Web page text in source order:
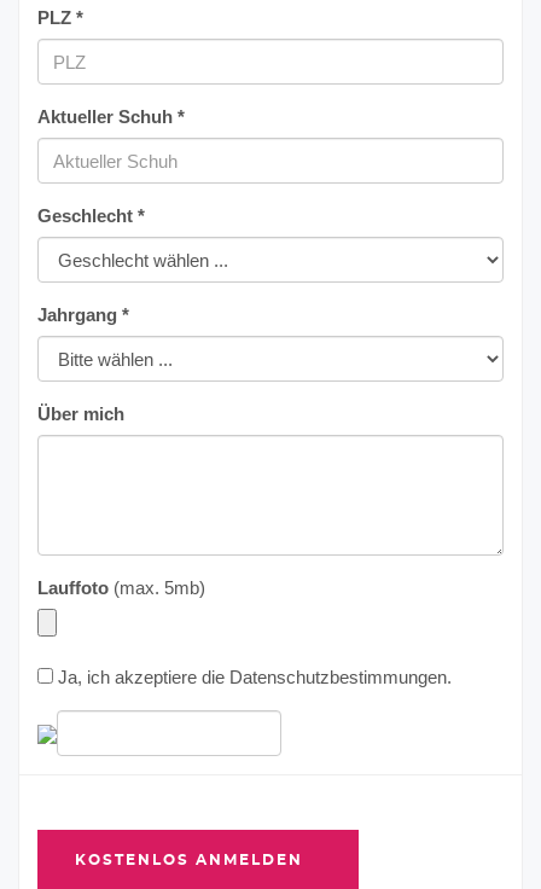
PLZ *
Aktueller Schuh *
Geschlecht *
Jahrgang *
Über mich
Lauffoto (max. 5mb)
Ja, ich akzeptiere die Datenschutzbestimmungen.